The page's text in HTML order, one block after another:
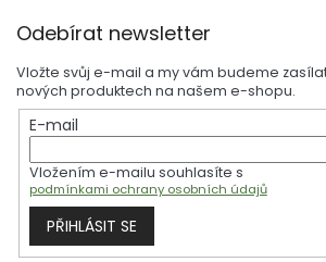
Odebírat newsletter
Vložte svůj e-mail a my vám budeme
nových produktech na našem e-shopu.
E-mail
Vložením e-mailu souhlasíte s
podmínkami ochrany osobních údajů
PŘIHLÁSIT SE